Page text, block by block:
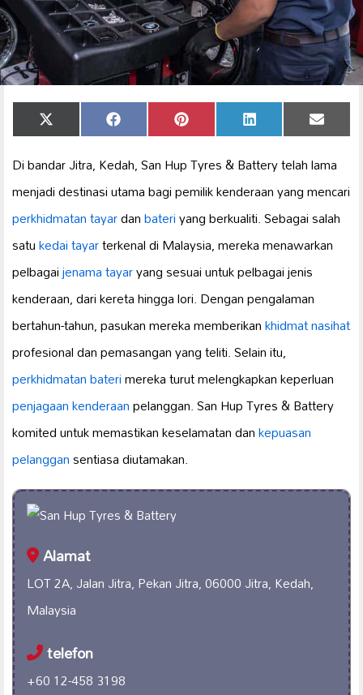
Share
on
X
(Twitter)
Share
on
Facebook Share
on
Pinterest Share
on
LinkedIn Share
on
Email
Di bandar Jitra, Kedah, San Hup Tyres & Battery telah lama
menjadi destinasi utama bagi pemilik kenderaan yang mencari
perkhidmatan tayardanbateriyang berkualiti. Sebagai salah
satukedai tayarterkenal di Malaysia, mereka menawarkan
pelbagaijenama tayaryang sesuai untuk pelbagai jenis
kenderaan, dari kereta hingga lori. Dengan pengalaman
bertahun-tahun, pasukan mereka memberikankhidmat nasihat
profesional dan pemasangan yang teliti. Selain itu,
perkhidmatan baterimereka turut melengkapkan keperluan
penjagaan kenderaanpelanggan. San Hup Tyres & Battery
komited untuk memastikan keselamatan dankepuasan
pelanggansentiasa diutamakan.
Alamat
LOT 2A, Jalan Jitra, Pekan Jitra, 06000 Jitra, Kedah,
Malaysia
telefon
+60 12-458 3198